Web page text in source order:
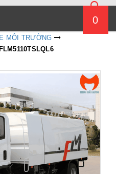
0
MÔI TRƯỜNG